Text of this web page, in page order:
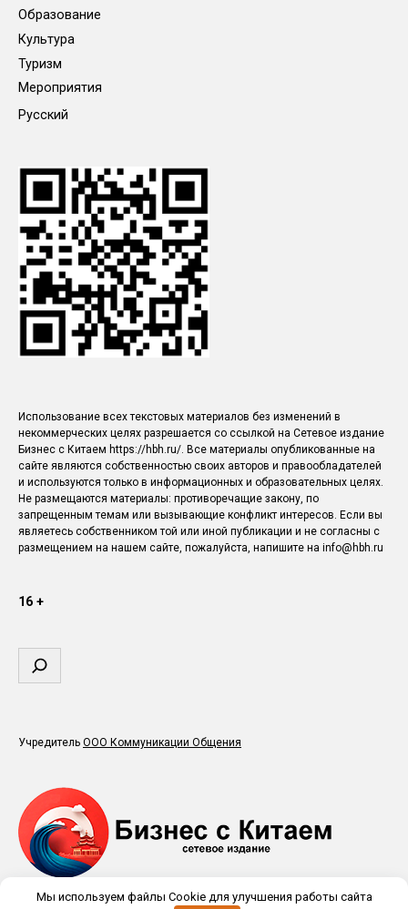
Образование
Культура
Туризм
Мероприятия
Русский
Использование всех текстовых материалов без изменений в
некоммерческих целях разрешается со ссылкой на Сетевое издание
Бизнес с Китаем https://hbh.ru/. Все материалы опубликованные на
сайте являются собственностью своих авторов и правообладателей
и используются только в информационных и образовательных целях.
Не размещаются материалы: противоречащие закону, по
запрещенным темам или вызывающие конфликт интересов. Если вы
являетесь собственником той или иной публикации и не согласны с
размещением на нашем сайте, пожалуйста, напишите на info@hbh.ru
16 +
Поиск
Учредитель ООО Коммуникации Общения
Мы используем файлы Cookie для улучшения работы сайта